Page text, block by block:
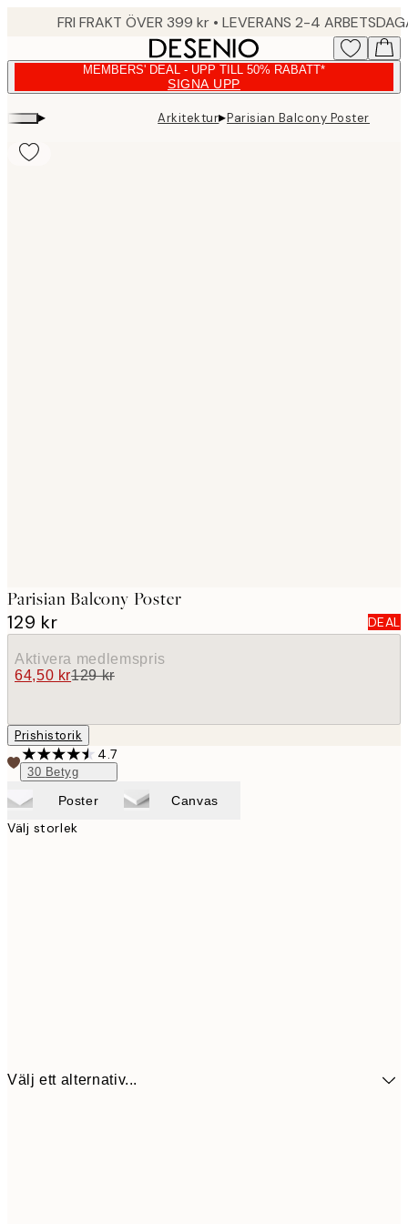
FRI FRAKT ÖVER 399 kr • LEVERANS 2-4
MEMBERS' DEAL - UPP TILL 50% RABATT*
SIGNA UPP
▸ Arkitektur▸Parisian Balcony Poster
Parisian Balcony Poster
129 kr DEAL
Aktivera medlemspris
64,50 kr129 kr
Prishistorik
4.7
30 Betyg
Poster Canvas
Välj storlek
Välj ett alternativ...